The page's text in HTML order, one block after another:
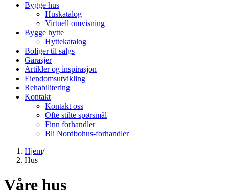
Bygge hus
Huskatalog
Virtuell omvisning
Bygge hytte
Hyttekatalog
Boliger til salgs
Garasjer
Artikler og inspirasjon
Eiendomsutvikling
Rehabilitering
Kontakt
Kontakt oss
Ofte stilte spørsmål
Finn forhandler
Bli Nordbohus-forhandler
Hjem/
Hus
Våre hus